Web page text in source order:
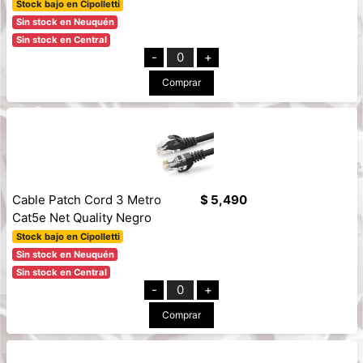
Stock bajo en Cipolletti
Sin stock en Neuquén
Sin stock en Central
- 0 +
Comprar
Cable Patch Cord 3 Metro
Cat5e Net Quality Negro
Stock bajo en Cipolletti
Sin stock en Neuquén
Sin stock en Central
$ 5,490
- 0 +
Comprar